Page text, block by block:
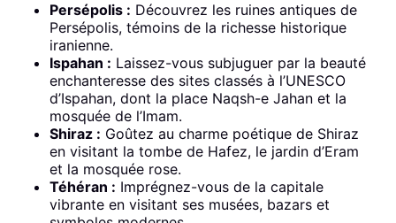
Persépolis : Découvrez les ruines antiques de
Persépolis, témoins de la richesse historique
iranienne.
Ispahan : Laissez-vous subjuguer par la beauté
enchanteresse des sites classés à l’UNESCO
d’Ispahan, dont la place Naqsh-e Jahan et la
mosquée de l’Imam.
Shiraz : Goûtez au charme poétique de Shiraz
en visitant la tombe de Hafez, le jardin d’Eram
et la mosquée rose.
Téhéran : Imprégnez-vous de la capitale
vibrante en visitant ses musées, bazars et